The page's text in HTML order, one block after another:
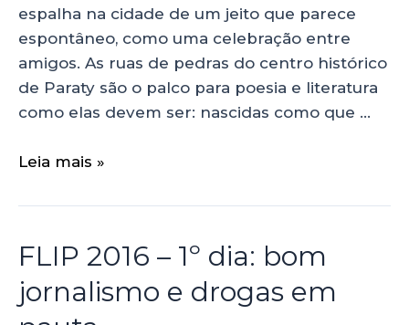
espalha na cidade de um jeito que parece
espontâneo, como uma celebração entre
amigos. As ruas de pedras do centro histórico
de Paraty são o palco para poesia e literatura
como elas devem ser: nascidas como que …
Leia mais »
FLIP 2016 – 1º dia: bom
jornalismo e drogas em